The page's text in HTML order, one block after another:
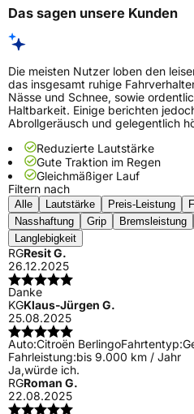
Das sagen unsere Kunden
Die meisten Nutzer loben den
das insgesamt ruhige
Nässe und Schnee, sowie
Haltbarkeit. Einige berichten
Abrollgeräusch und gelegentlich
Reduzierte Lautstärke
Gute Traktion im Regen
Gleichmäßiger Lauf
Filtern nach
Alle Lautstärke Preis-Leistung
Nasshaftung
Grip Bremsleistung
Langlebigkeit
RGResit G.
26.12.2025
Danke
KGKlaus-Jürgen G.
25.08.2025
Auto:Citroën BerlingoFahrtentyp:
Fahrleistung:bis 9.000 km / Jahr
Ja,würde ich.
RGRoman G.
22.08.2025